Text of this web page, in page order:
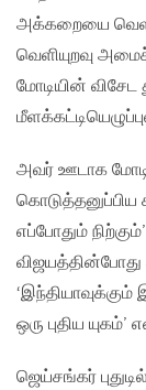
அக்கறையை
வெளியுறவு
மோடியின்
அவர் ஊடாக மோடி
கொடுத்தனுப்பிய
எப்போதும்
ஒரு புதிய
ஜெய்சங்கர்